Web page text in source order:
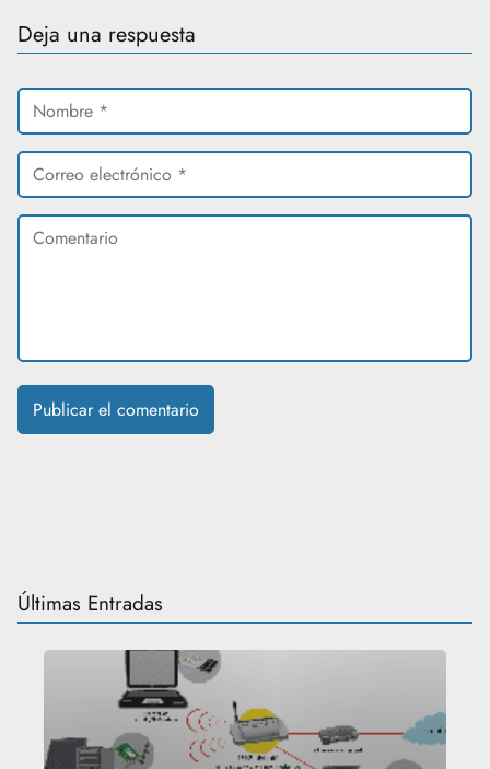
Deja una respuesta
Últimas Entradas